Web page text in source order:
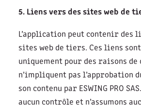
5. Liens vers des sites web de
L’application peut contenir des
sites web de tiers. Ces liens
uniquement pour des raisons de
n’impliquent pas l’approbation
son contenu par ESWING PRO
aucun contrôle et n’assumons